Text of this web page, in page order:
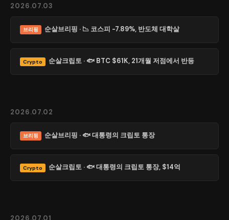
2026.07.03
브리핑 순살브리핑 · 📉 코스피 -7.89%, 반도체 대학살
Crypto 순살크립토 · 🐟 BTC $61K, 21개월 저점에서 반등
2026.07.02
브리핑 순살브리핑 · 🐟 대통령의 크립토 통장
Crypto 순살크립토 · 🐟 대통령의 크립토 통장, $14억
2026.07.01